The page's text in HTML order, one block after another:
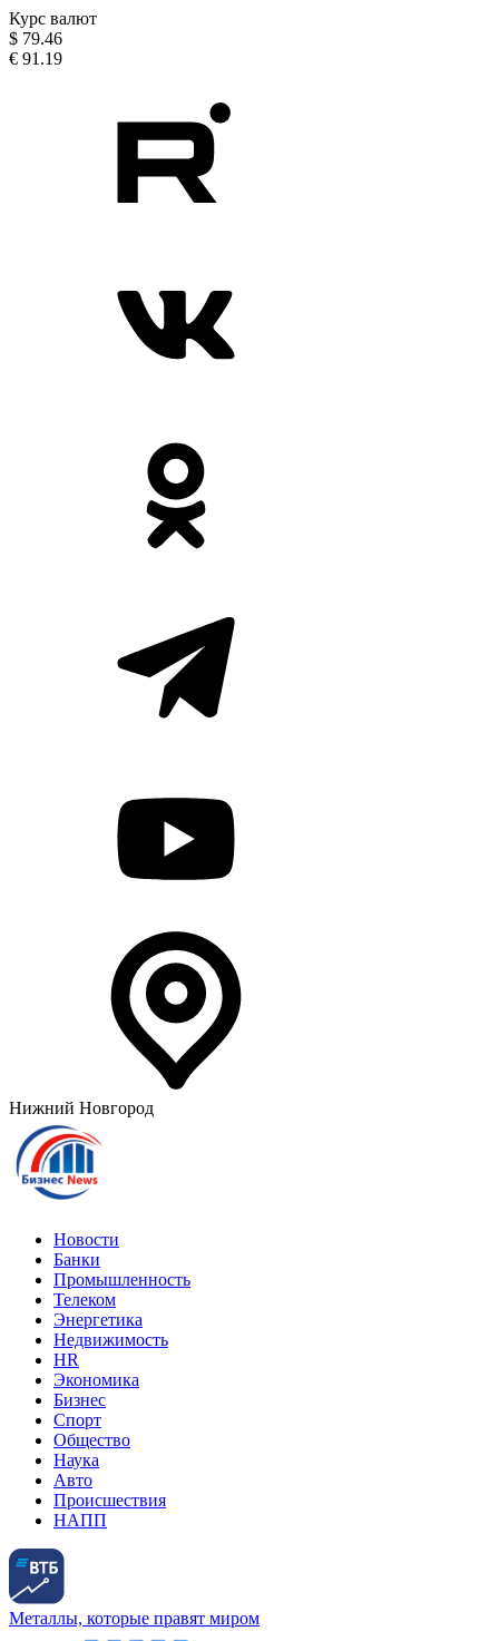
Курс валют
$ 79.46
€ 91.19
Нижний Новгород
Новости
Банки
Промышленность
Телеком
Энергетика
Недвижимость
HR
Экономика
Бизнес
Спорт
Общество
Наука
Авто
Происшествия
НАПП
Металлы, которые правят миром